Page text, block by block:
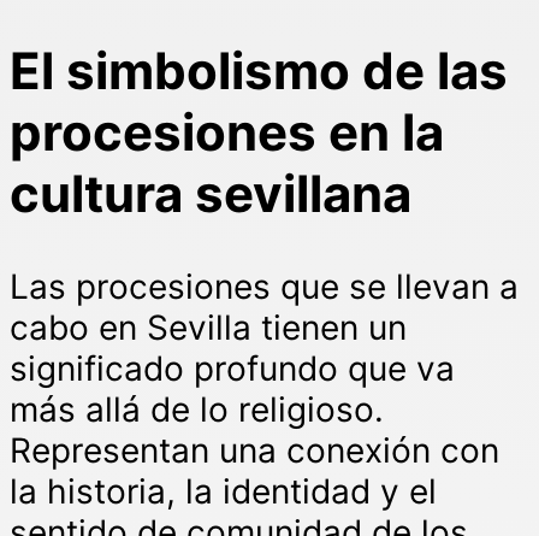
El simbolismo de las
procesiones en la
cultura sevillana
Las procesiones que se llevan a
cabo en Sevilla tienen un
significado profundo que va
más allá de lo religioso.
Representan una conexión con
la historia, la identidad y el